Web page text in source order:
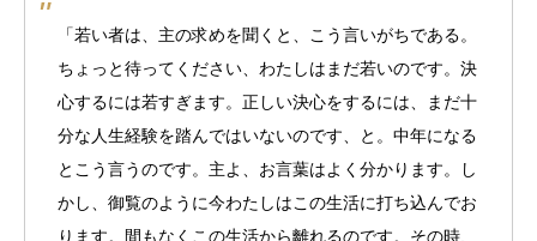
「若い者は、主の求めを聞くと、こう言いがちである。
ちょっと待ってください、わたしはまだ若いのです。決
心するには若すぎます。正しい決心をするには、まだ十
分な人生経験を踏んではいないのです、と。中年になる
とこう言うのです。主よ、お言葉はよく分かります。し
かし、御覧のように今わたしはこの生活に打ち込んでお
ります。間もなくこの生活から離れるのです。その時、